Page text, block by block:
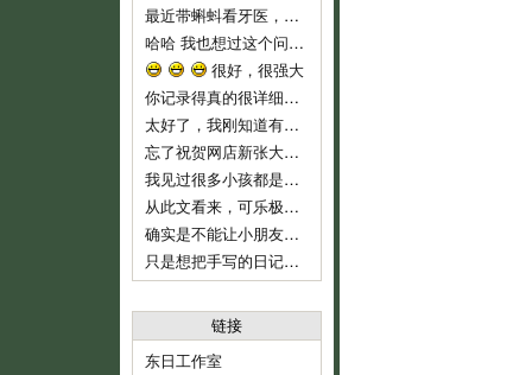
最近带蝌蚪看牙医，医生说只要有牙齿就要开始刷牙！ 不过貌似小朋友不是很好教，蝌蚪现在非常愿意啃牙刷~ 听好些人提到巧虎里教刷牙
哈哈 我也想过这个问题。我不相信自己会有电影主角这么好的运气，所以宁愿跟那个最早发现问题的可怜科学家一样，全家人在一起……
很好，很强大
你记录得真的很详细，他长大了，会感谢妈妈给他留下这么珍贵的记忆！
太好了，我刚知道有这些地址，最近即将收拾一批，生小孩后不能穿的衣服，一定去寄。
忘了祝贺网店新张大吉，生意兴隆！！
我见过很多小孩都是这样，二岁左右是特别不乖的时期，自我意识开始膨胀，以逆反为乐，给他说道理又不懂，这是正常的，小桃你已经很有耐心了
从此文看来，可乐极具创意，涂鸦都这么有风格，玩汽车还玩得这么有门道。亲亲可乐赞一个！
确实是不能让小朋友单独坐的，一个急刹车就很危险了。我也是很短的路途而且低峰期才敢单独让他坐车的。
只是想把手写的日记送给可乐，毕竟觉得手写本看起来要比电子版有感觉一些。当然，以后也会常更新可乐的一些成长记录上来和大家分享的。
链接
东日工作室